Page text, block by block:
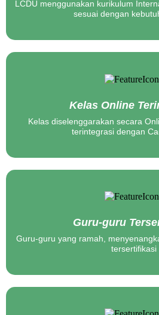
LCDU menggunakan kurikulum
sesuai dengan
Kelas Online
Kelas diselenggarakan secara
terintegrasi dengan
Guru-guru
Guru-guru yang ramah,
tersertifikasi